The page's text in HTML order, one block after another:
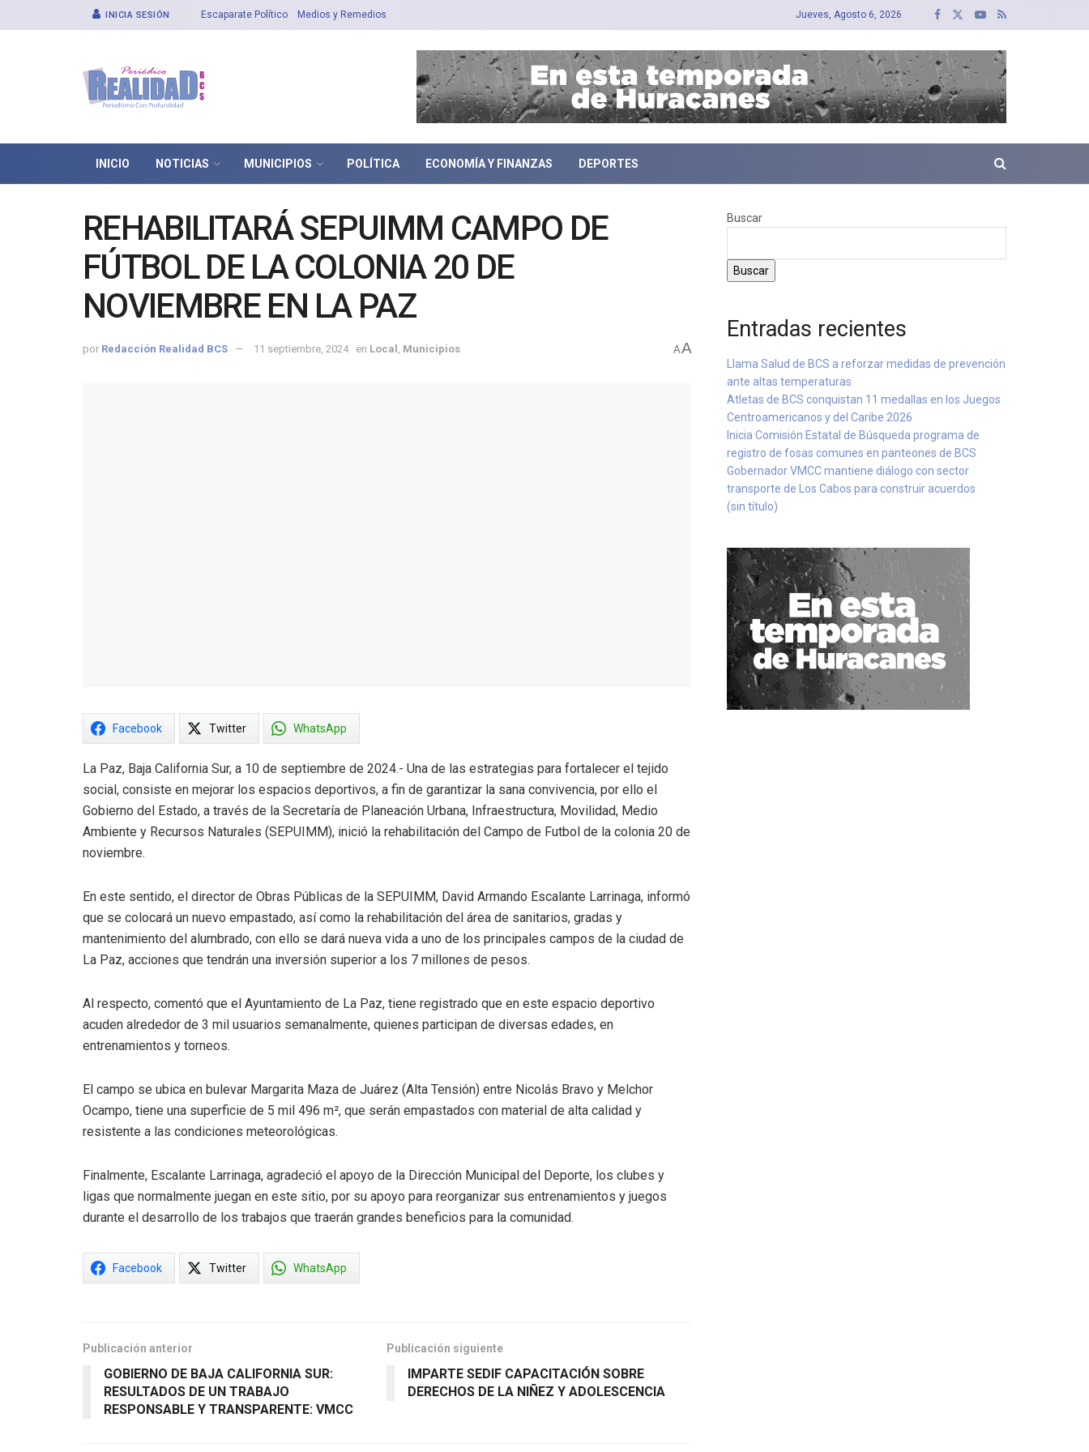
INICIA SESIÓN Escaparate Político Medios y Remedios Jueves, Agosto 6, 2026
INICIO NOTICIAS MUNICIPIOS POLÍTICA ECONOMÍA Y FINANZAS DEPORTES
REHABILITARÁ SEPUIMM CAMPO DE
FÚTBOL DE LA COLONIA 20 DE
NOVIEMBRE EN LA PAZ
por Redacción Realidad BCS 11 septiembre, 2024 en Local Municipios AA
Facebook Twitter WhatsApp
La Paz, Baja California Sur, a 10 de septiembre de 2024.- Una de las estrategias para fortalecer el tejido
social, consiste en mejorar los espacios deportivos, a fin de garantizar la sana convivencia, por ello el
Gobierno del Estado, a través de la Secretaría de Planeación Urbana, Infraestructura, Movilidad, Medio
Ambiente y Recursos Naturales (SEPUIMM), inició la rehabilitación del Campo de Futbol de la colonia 20 de
noviembre.
En este sentido, el director de Obras Públicas de la SEPUIMM, David Armando Escalante Larrinaga, informó
que se colocará un nuevo empastado, así como la rehabilitación del área de sanitarios, gradas y
mantenimiento del alumbrado, con ello se dará nueva vida a uno de los principales campos de la ciudad de
La Paz, acciones que tendrán una inversión superior a los 7 millones de pesos.
Al respecto, comentó que el Ayuntamiento de La Paz, tiene registrado que en este espacio deportivo
acuden alrededor de 3 mil usuarios semanalmente, quienes participan de diversas edades, en
entrenamientos y torneos.
El campo se ubica en bulevar Margarita Maza de Juárez (Alta Tensión) entre Nicolás Bravo y Melchor
Ocampo, tiene una superficie de 5 mil 496 m², que serán empastados con material de alta calidad y
resistente a las condiciones meteorológicas.
Finalmente, Escalante Larrinaga, agradeció el apoyo de la Dirección Municipal del Deporte, los clubes y
ligas que normalmente juegan en este sitio, por su apoyo para reorganizar sus entrenamientos y juegos
durante el desarrollo de los trabajos que traerán grandes beneficios para la comunidad.
Facebook Twitter WhatsApp
Publicación anterior
GOBIERNO DE BAJA CALIFORNIA SUR:
RESULTADOS DE UN TRABAJO
RESPONSABLE Y TRANSPARENTE: VMCC
Publicación siguiente
IMPARTE SEDIF CAPACITACIÓN SOBRE
DERECHOS DE LA NIÑEZ Y ADOLESCENCIA
Buscar
Buscar
Entradas recientes
Llama Salud de BCS a reforzar medidas de prevención
ante altas temperaturas
Atletas de BCS conquistan 11 medallas en los Juegos
Centroamericanos y del Caribe 2026
Inicia Comisión Estatal de Búsqueda programa de
registro de fosas comunes en panteones de BCS
Gobernador VMCC mantiene diálogo con sector
transporte de Los Cabos para construir acuerdos
(sin título)